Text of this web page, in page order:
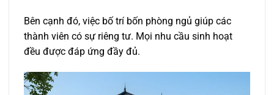
Bên cạnh đó, việc bố trí bốn phòng ngủ giúp các
thành viên có sự riêng tư. Mọi nhu cầu sinh hoạt
đều được đáp ứng đầy đủ.